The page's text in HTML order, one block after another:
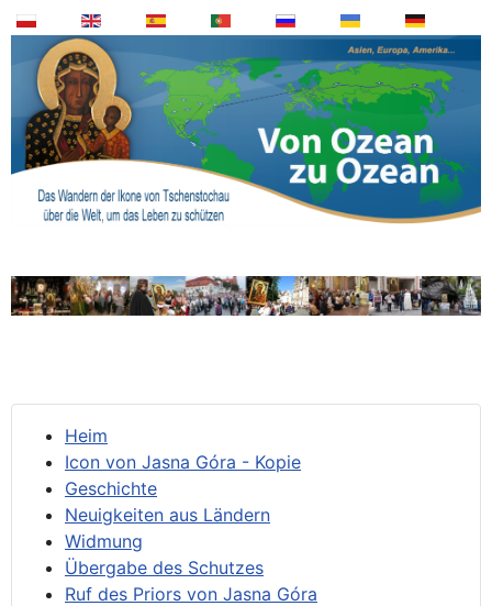
Heim
Icon von Jasna Góra - Kopie
Geschichte
Neuigkeiten aus Ländern
Widmung
Übergabe des Schutzes
Ruf des Priors von Jasna Góra